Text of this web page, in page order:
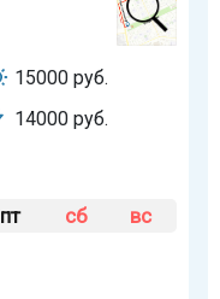
15000 руб.
14000 руб.
пт сб вс